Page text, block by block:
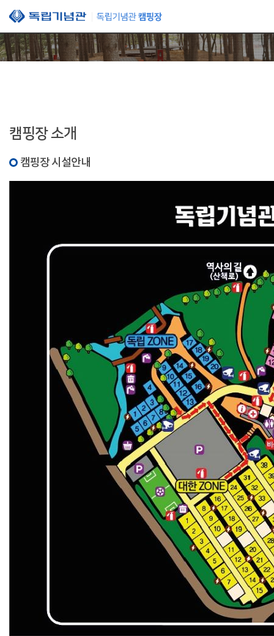
본문 바로가기
캠핑장 소개
캠핑장 시설안내